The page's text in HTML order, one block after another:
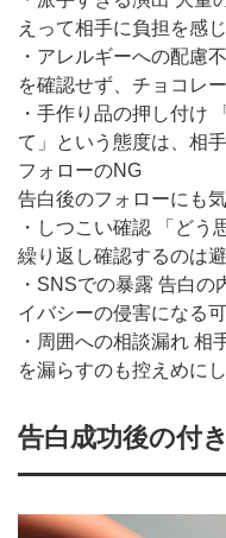
えって相手に負担を感
・アレルギーへの配慮
を確認せず、チョコレ
・手作り品の押し付け
て」という態度は、相
フォローのNG
告白後のフォローにも
・しつこい確認 「どう
繰り返し確認するのは
・SNSでの暴露 告白
イバシーの侵害になる
・周囲への相談漏れ 相
を漏らすのも控えめに
告白成功後の付